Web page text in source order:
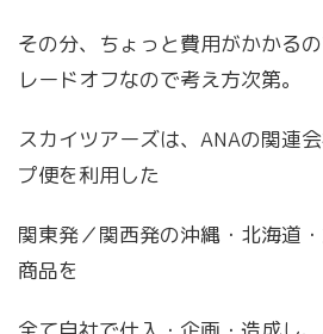
その分、ちょっと費用がかかる
レードオフなので考え方次第。
スカイツアーズは、ANAの関連
プ便を利用した
関東発／関西発の沖縄・北海道
商品を